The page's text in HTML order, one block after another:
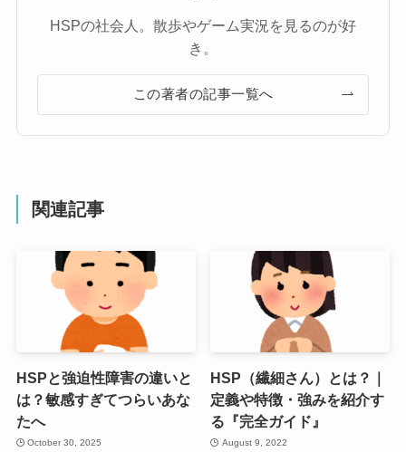
HSPの社会人。散歩やゲーム実況を見るのが好
き。
この著者の記事一覧へ
関連記事
HSPと強迫性障害の違いと
は？敏感すぎてつらいあな
たへ
October 30, 2025
HSP（繊細さん）とは？｜
定義や特徴・強みを紹介す
る『完全ガイド』
August 9, 2022